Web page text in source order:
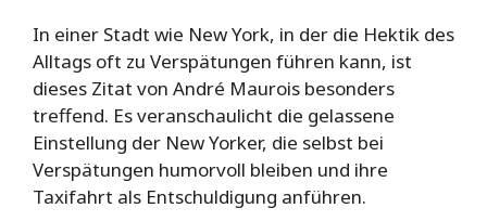
In einer Stadt wie New York, in der die Hektik des
Alltags oft zu Verspätungen führen kann, ist
dieses Zitat von André Maurois besonders
treffend. Es veranschaulicht die gelassene
Einstellung der New Yorker, die selbst bei
Verspätungen humorvoll bleiben und ihre
Taxifahrt als Entschuldigung anführen.